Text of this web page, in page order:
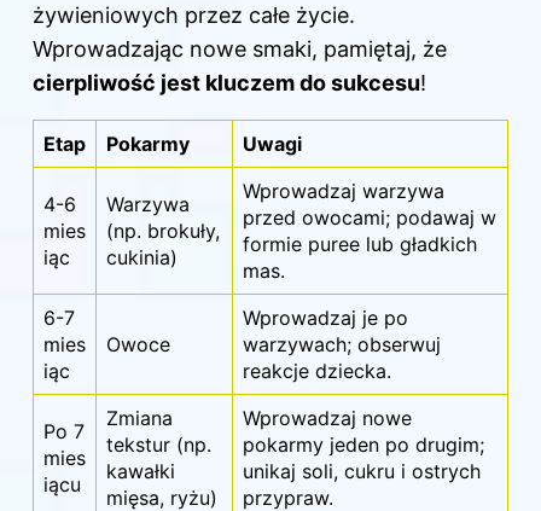
żywieniowych przez całe życie.
Wprowadzając nowe smaki, pamiętaj, że
cierpliwość jest kluczem do sukcesu!
Etap Pokarmy Uwagi
4-6
mies
iąc
Warzywa
(np. brokuły,
cukinia)
Wprowadzaj warzywa
przed owocami; podawaj w
formie puree lub gładkich
mas.
6-7
mies
iąc
Owoce
Wprowadzaj je po
warzywach; obserwuj
reakcje dziecka.
Po 7
mies
iącu
Zmiana
tekstur (np.
kawałki
mięsa, ryżu)
Wprowadzaj nowe
pokarmy jeden po drugim;
unikaj soli, cukru i ostrych
przypraw.